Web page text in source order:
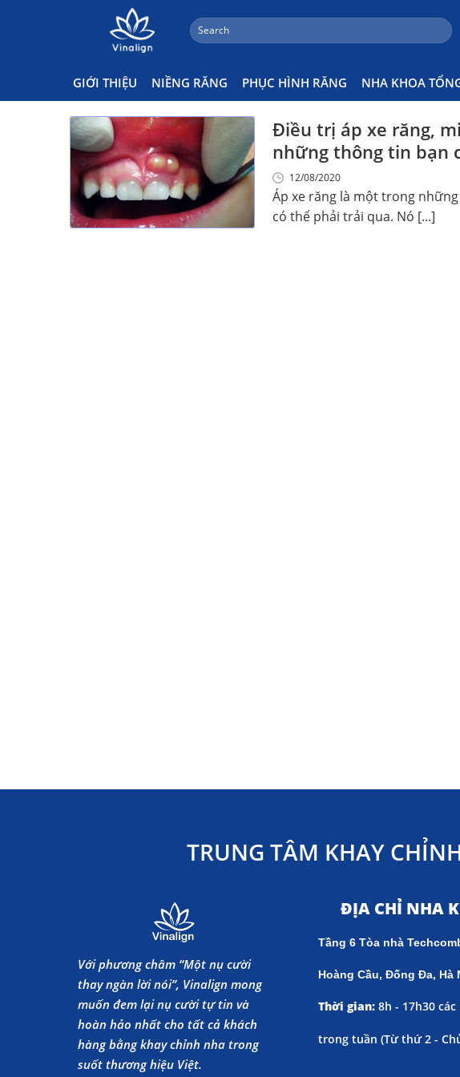
Search
for:
GIỚI THIỆU NIỀNG RĂNG PHỤC HÌNH RĂNG NHA KHOA
Áp Xe Răng
Điều trị áp xe răng,
những thông tin bạn
12/08/2020
Áp xe răng là một trong
có thể phải trải qua. Nó [...]
TRUNG TÂM KHAY
Với phương châm “Một nụ cười
thay ngàn lời nói”, Vinalign mong
muốn đem lại nụ cười tự tin và
hoàn hảo nhất cho tất cả khách
hàng bằng khay chỉnh nha trong
suốt thương hiệu Việt.
ĐỊA CHỈ NHA
Tầng 6 Tòa nhà
Hoàng Cầu, Đống Đa, Hà
Thời gian: 8h - 17h30 các
trong tuần (Từ thứ 2 -